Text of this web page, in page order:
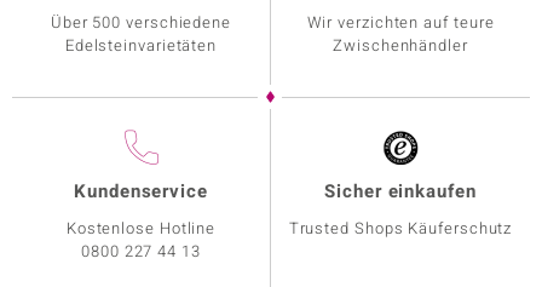
Über 500 verschiedene
Edelsteinvarietäten
Wir verzichten auf teure
Zwischenhändler
Kundenservice
Kostenlose Hotline
0800 227 44 13
Sicher einkaufen
Trusted Shops Käuferschutz